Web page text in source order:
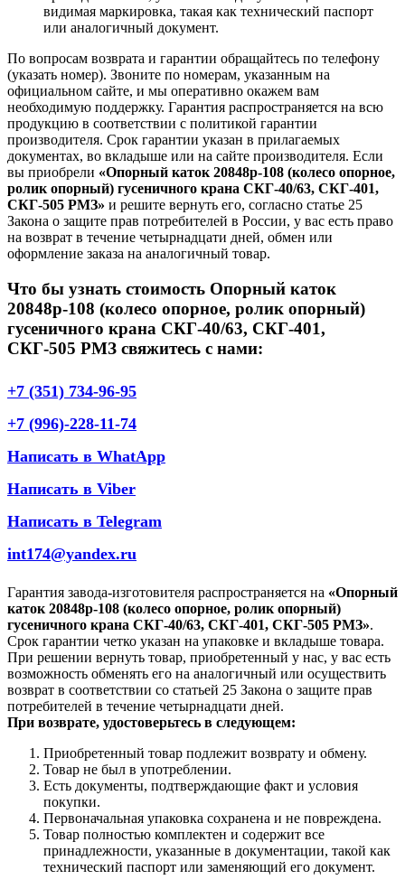
видимая маркировка, такая как технический паспорт
или аналогичный документ.
По вопросам возврата и гарантии обращайтесь по телефону
(указать номер). Звоните по номерам, указанным на
официальном сайте, и мы оперативно окажем вам
необходимую поддержку. Гарантия распространяется на всю
продукцию в соответствии с политикой гарантии
производителя. Срок гарантии указан в прилагаемых
документах, во вкладыше или на сайте производителя. Если
вы приобрели «Опорный каток 20848р-108 (колесо опорное,
ролик опорный) гусеничного крана СКГ-40/63, СКГ-401,
СКГ-505 РМЗ» и решите вернуть его, согласно статье 25
Закона о защите прав потребителей в России, у вас есть право
на возврат в течение четырнадцати дней, обмен или
оформление заказа на аналогичный товар.
Что бы узнать стоимость Опорный каток
20848р-108 (колесо опорное, ролик опорный)
гусеничного крана СКГ-40/63, СКГ-401,
СКГ-505 РМЗ свяжитесь с нами:
+7 (351) 734-96-95
+7 (996)-228-11-74
Написать в WhatApp
Написать в Viber
Написать в Telegram
int174@yandex.ru
Гарантия завода-изготовителя распространяется на «Опорный
каток 20848р-108 (колесо опорное, ролик опорный)
гусеничного крана СКГ-40/63, СКГ-401, СКГ-505 РМЗ».
Срок гарантии четко указан на упаковке и вкладыше товара.
При решении вернуть товар, приобретенный у нас, у вас есть
возможность обменять его на аналогичный или осуществить
возврат в соответствии со статьей 25 Закона о защите прав
потребителей в течение четырнадцати дней.
При возврате, удостоверьтесь в следующем:
Приобретенный товар подлежит возврату и обмену.
Товар не был в употреблении.
Есть документы, подтверждающие факт и условия
покупки.
Первоначальная упаковка сохранена и не повреждена.
Товар полностью комплектен и содержит все
принадлежности, указанные в документации, такой как
технический паспорт или заменяющий его документ.